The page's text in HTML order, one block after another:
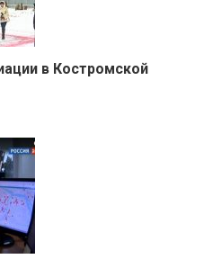
в Костромской